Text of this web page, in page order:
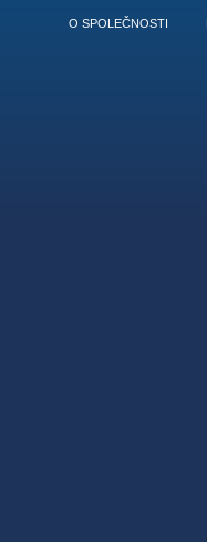
O SPOLEČNOSTI